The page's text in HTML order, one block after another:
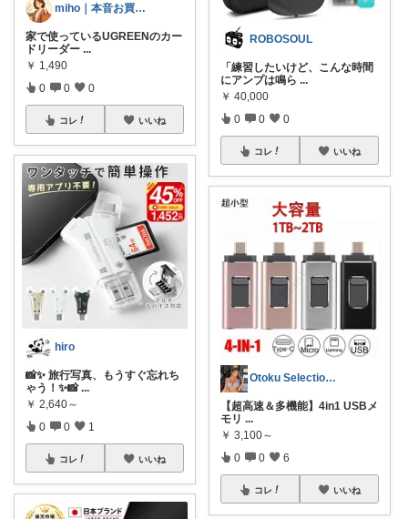
miho｜本音お買い物帖
家で使っているUGREENのカー
ドリーダー ...
￥ 1,490
0 0 0
コレ いいね
hiro
📸✨ 旅行写真、もうすぐ忘れち
ゃう！✨📸...
￥ 2,640～
0 0 1
コレ いいね
ROBOSOUL
「練習したいけど、こんな時間
にアンプは鳴ら ...
￥ 40,000
0 0 0
コレ いいね
Otoku Selection🔥🛍️
​【超高速＆多機能】4in1 USBメ
モリ ...
￥ 3,100～
0 0 6
コレ いいね